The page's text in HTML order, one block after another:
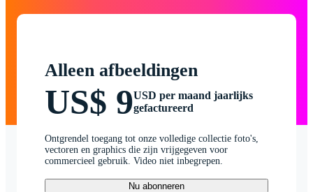
Alleen afbeeldingen
US$ 9USD per maand jaarlijks
gefactureerd
Ontgrendel toegang tot onze volledige collectie foto's,
vectoren en graphics die zijn vrijgegeven voor
commercieel gebruik. Video niet inbegrepen.
Nu abonneren